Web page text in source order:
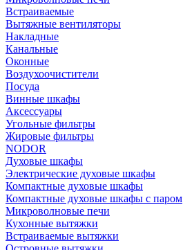
Встраиваемые
Вытяжные вентиляторы
Накладные
Канальные
Оконные
Воздухоочистители
Посуда
Винные шкафы
Аксессуары
Угольные фильтры
Жировые фильтры
NODOR
Духовые шкафы
Электрические духовые шкафы
Компактные духовые шкафы
Компактные духовые шкафы с паром
Микроволновые печи
Кухонные вытяжки
Встраиваемые вытяжки